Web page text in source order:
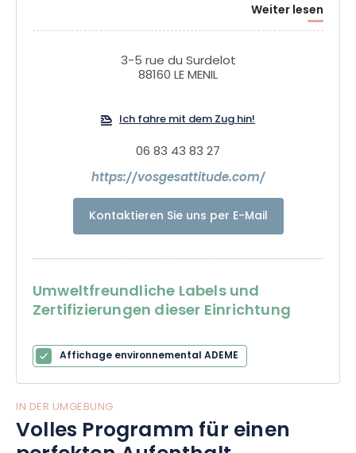
Weiter lesen
3-5 rue du Surdelot
88160 LE MENIL
Ich fahre mit dem Zug hin!
06 83 43 83 27
https://vosgesattitude.com/
Kontaktieren Sie uns per E-Mail
Umweltfreundliche Labels und
Zertifizierungen dieser Einrichtung
Affichage environnemental ADEME
IN DER UMGEBUNG
Volles Programm für einen